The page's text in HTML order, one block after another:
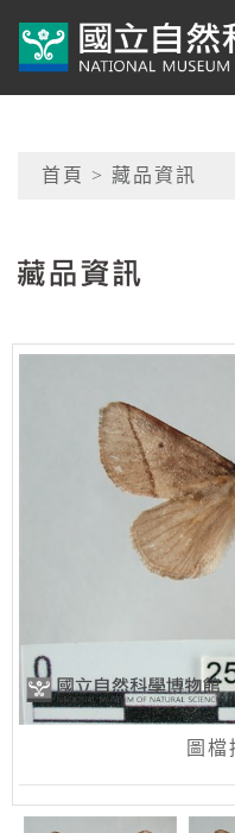
典藏網-
網頁導覽
首頁 > 藏品資訊
圖檔